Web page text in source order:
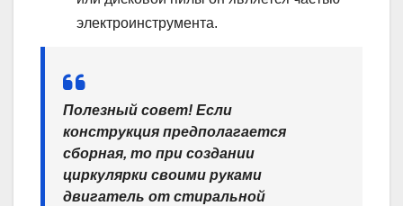
электроинструмента.
Полезный совет! Если
конструкция предполагается
сборная, то при создании
циркулярки своими руками
двигатель от стиральной